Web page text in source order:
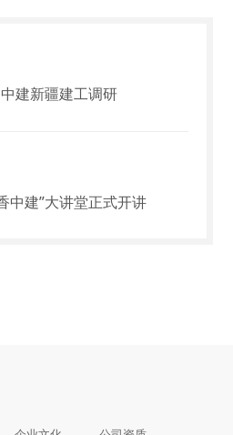
建新疆建工调研
中建”大讲堂正式开讲